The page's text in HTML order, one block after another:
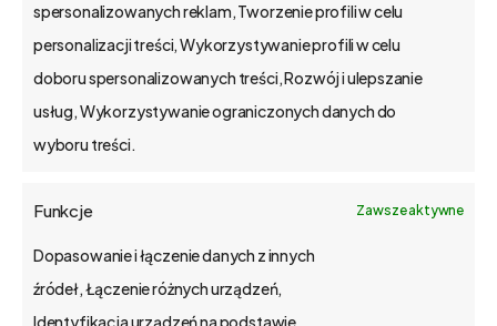
spersonalizowanych reklam, Tworzenie profili w celu
personalizacji treści, Wykorzystywanie profili w celu
doboru spersonalizowanych treści, Rozwój i ulepszanie
usług, Wykorzystywanie ograniczonych danych do
wyboru treści.
Funkcje Zawsze aktywne
Dopasowanie i łączenie danych z innych
źródeł, Łączenie różnych urządzeń,
Identyfikacja urządzeń na podstawie